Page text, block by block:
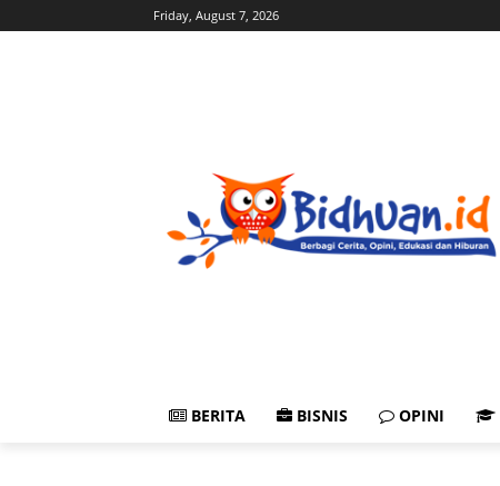
Friday, August 7, 2026
BERITA BISNIS OPINI